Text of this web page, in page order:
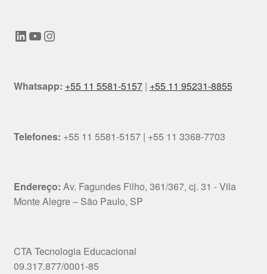
LinkedIn
Youtube
Instagram
Whatsapp: +55 11 5581-5157| +55 11 95231-8855
Telefones: +55 11 5581-5157 | +55 11 3368-7703
Endereço: Av. Fagundes Filho, 361/367, cj. 31 - Vila
Monte Alegre – São Paulo, SP
CTA Tecnologia Educacional
09.317.877/0001-85